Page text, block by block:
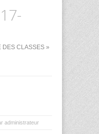
DES CLASSES »
administrateur